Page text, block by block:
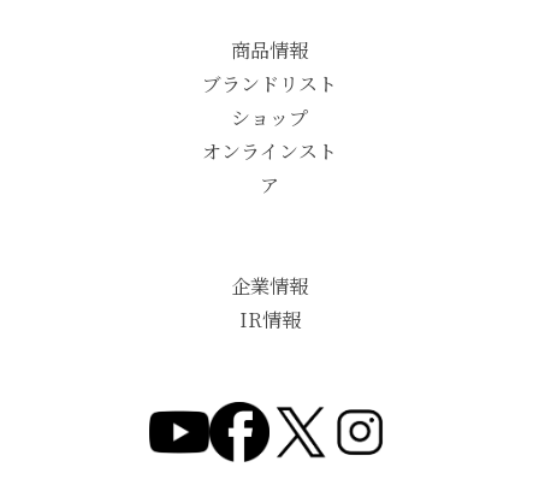
商品情報
ブランドリスト
ショップ
オンラインスト
ア
企業情報
IR情報